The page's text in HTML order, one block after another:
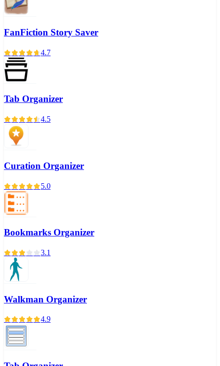
FanFiction Story Saver
4.7
Tab Organizer
4.5
Curation Organizer
5.0
Bookmarks Organizer
3.1
Walkman Organizer
4.9